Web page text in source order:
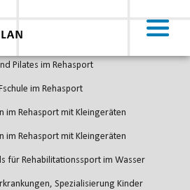
Koordination und Kraft
Pilates im Rehasport
im Rehasport
im Rehasport mit Kleingeräten
im Rehasport mit Kleingeräten
für Rehabilitationssport im Wasser
Spezialisierung Kinder